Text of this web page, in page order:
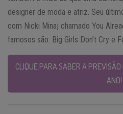
designer de moda e atriz. Seu
com Nicki Minaj chamado You
famosos são: Big Girls Don’t Cry e
CLIQUE PARA SABER A
ANO!